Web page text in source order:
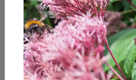
Afbeeldingengalerij